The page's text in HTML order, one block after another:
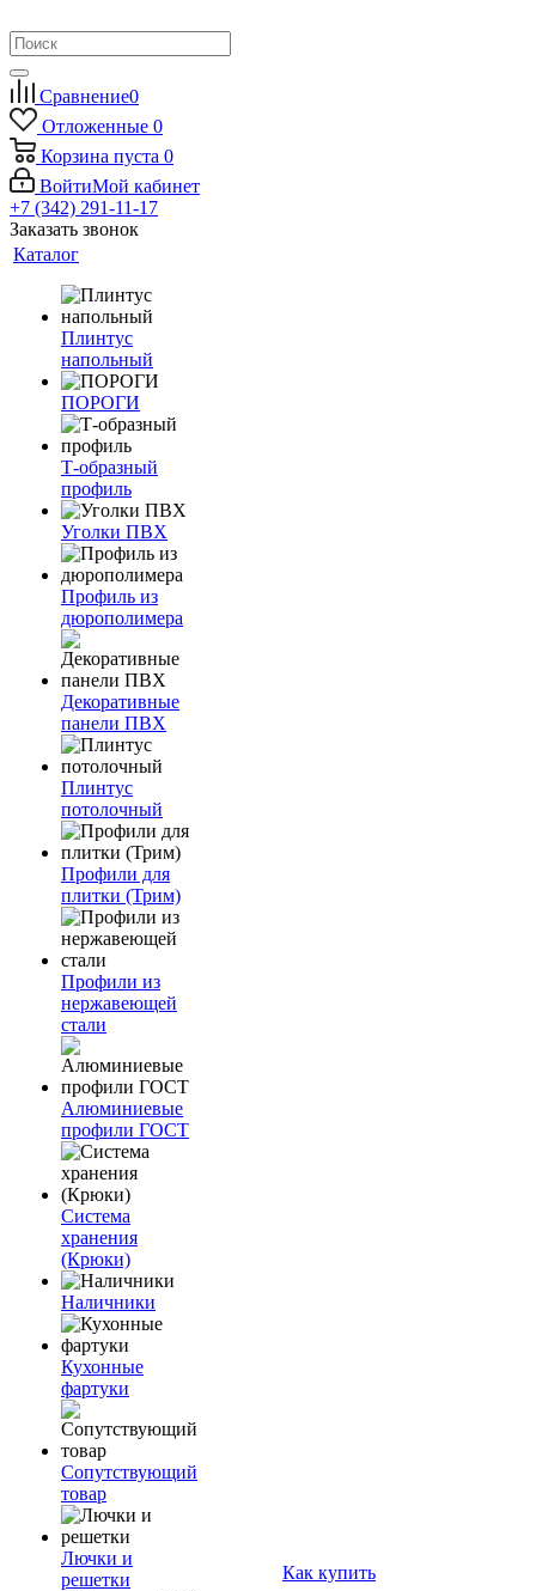
Сравнение0
Отложенные 0
Корзина пуста 0
ВойтиМой кабинет
+7 (342) 291-11-17
Заказать звонок
Каталог
Плинтус
напольный
ПОРОГИ
Т-образный
профиль
Уголки ПВХ
Профиль из
дюрополимера
Декоративные
панели ПВХ
Плинтус
потолочный
Профили для
плитки (Трим)
Профили из
нержавеющей
стали
Алюминиевые
профили ГОСТ
Система
хранения
(Крюки)
Наличники
Кухонные
фартуки
Сопутствующий
товар
Лючки и
решетки
Как купить